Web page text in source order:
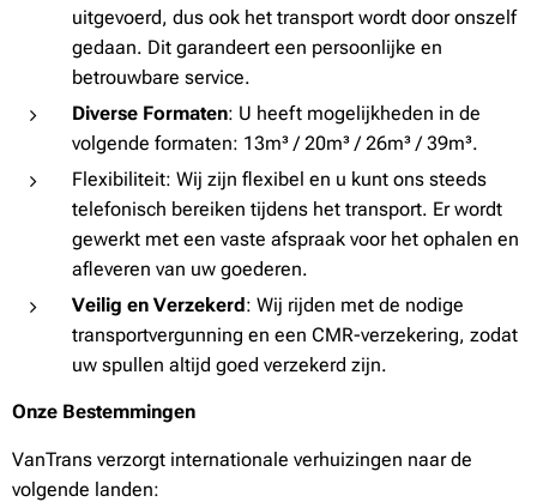
uitgevoerd, dus ook het transport wordt door onszelf
gedaan. Dit garandeert een persoonlijke en
betrouwbare service.
Diverse Formaten: U heeft mogelijkheden in de
volgende formaten: 13m³ / 20m³ / 26m³ / 39m³.
Flexibiliteit: Wij zijn flexibel en u kunt ons steeds
telefonisch bereiken tijdens het transport. Er wordt
gewerkt met een vaste afspraak voor het ophalen en
afleveren van uw goederen.
Veilig en Verzekerd: Wij rijden met de nodige
transportvergunning en een CMR-verzekering, zodat
uw spullen altijd goed verzekerd zijn.
Onze Bestemmingen
VanTrans verzorgt internationale verhuizingen naar de
volgende landen: